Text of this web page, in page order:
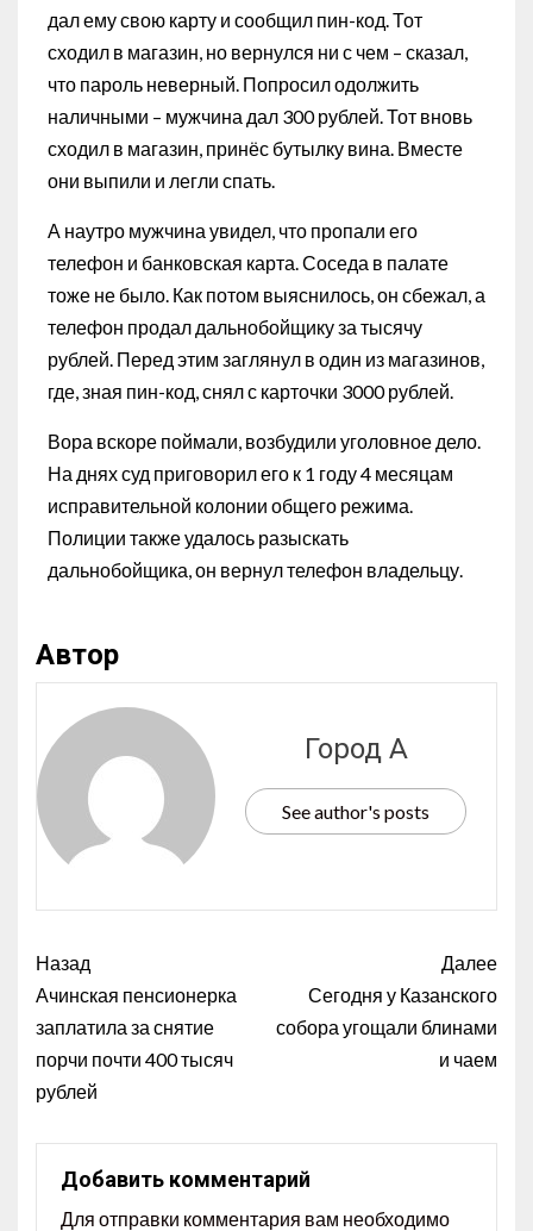
дал ему свою карту и сообщил пин-код. Тот
сходил в магазин, но вернулся ни с чем – сказал,
что пароль неверный. Попросил одолжить
наличными – мужчина дал 300 рублей. Тот вновь
сходил в магазин, принёс бутылку вина. Вместе
они выпили и легли спать.
А наутро мужчина увидел, что пропали его
телефон и банковская карта. Соседа в палате
тоже не было. Как потом выяснилось, он сбежал, а
телефон продал дальнобойщику за тысячу
рублей. Перед этим заглянул в один из магазинов,
где, зная пин-код, снял с карточки 3000 рублей.
Вора вскоре поймали, возбудили уголовное дело.
На днях суд приговорил его к 1 году 4 месяцам
исправительной колонии общего режима.
Полиции также удалось разыскать
дальнобойщика, он вернул телефон владельцу.
Автор
Город А
See author's posts
Назад
Ачинская пенсионерка
заплатила за снятие
порчи почти 400 тысяч
рублей
Далее
Сегодня у Казанского
собора угощали блинами
и чаем
Добавить комментарий
Для отправки комментария вам необходимо